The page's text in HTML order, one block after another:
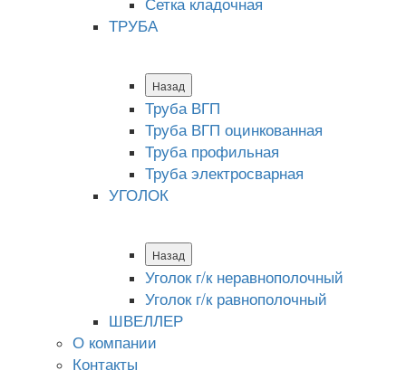
ТРУБА
Назад
Труба ВГП
Труба ВГП оцинкованная
Труба профильная
Труба электросварная
УГОЛОК
Назад
Уголок г/к неравнополочный
Уголок г/к равнополочный
ШВЕЛЛЕР
О компании
Контакты